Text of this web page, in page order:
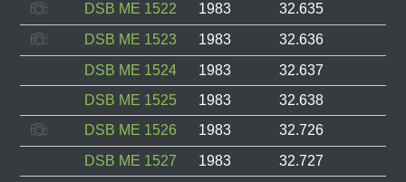
DSB ME 1522
1983 32.635
DSB ME 1523
1983 32.636
DSB ME 1524
1983 32.637
DSB ME 1525
1983 32.638
DSB ME 1526
1983 32.726
DSB ME 1527
1983 32.727